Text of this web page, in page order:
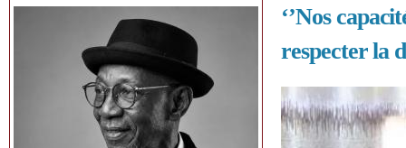
‘’Nos
respecter la